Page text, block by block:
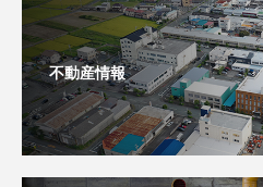
不動産情報